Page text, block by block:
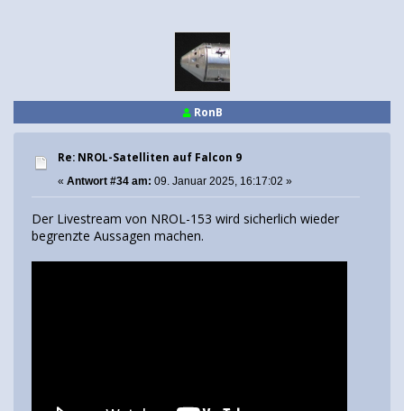
RonB
Re: NROL-Satelliten auf Falcon 9
« Antwort #34 am: 09. Januar 2025, 16:17:02 »
Der Livestream von NROL-153 wird sicherlich wieder
begrenzte Aussagen machen.